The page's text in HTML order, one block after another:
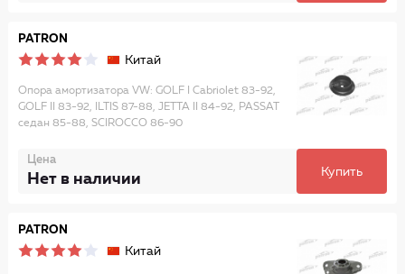
PATRON
Китай
Опора амортизатора VW: GOLF I Cabriolet 83-92,
GOLF II 83-92, ILTIS 87-88, JETTA II 84-92, PASSAT
седан 85-88, SCIROCCO 86-90
Цена
Нет в наличии Купить
PATRON
Китай